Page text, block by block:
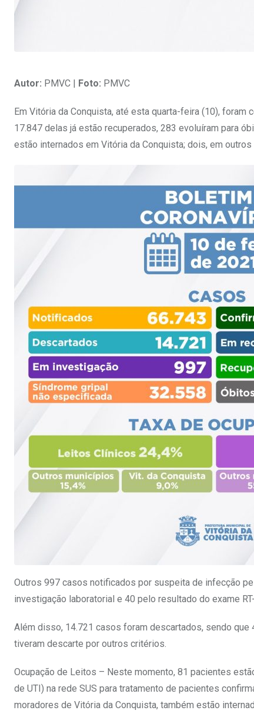
Autor: PMVC | Foto: PMVC
Em Vitória da Conquista, até esta quarta-feira (10),
17.847 delas já estão recuperados, 283 evoluíram para
estão internados em Vitória da Conquista; dois, em
Outros 997 casos notificados por suspeita de infecção
investigação laboratorial e 40 pelo resultado do exame
Além disso, 14.721 casos foram descartados, sendo que
tiveram descarte por outros critérios.
Ocupação de Leitos – Neste momento, 81 pacientes
de UTI) na rede SUS para tratamento de pacientes
moradores de Vitória da Conquista, também estão